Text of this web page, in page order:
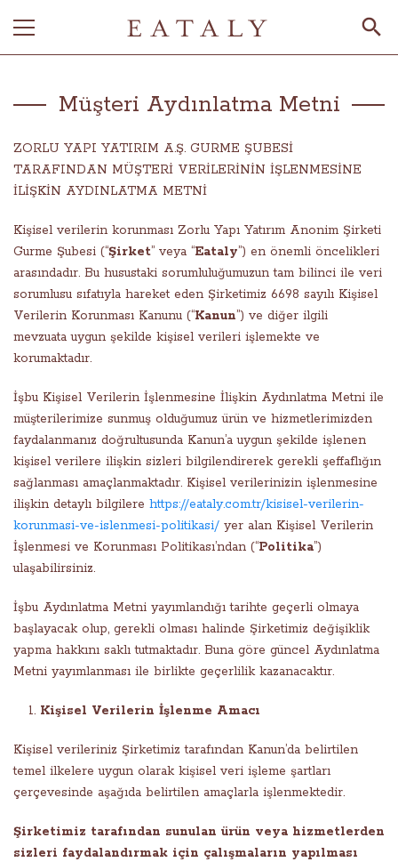
Müşteri Aydınlatma Metni
ZORLU YAPI YATIRIM A.Ş. GURME ŞUBESİ
TARAFINDAN MÜŞTERİ VERİLERİNİN İŞLENMESİNE
İLİŞKİN AYDINLATMA METNİ
Kişisel verilerin korunması Zorlu Yapı Yatırım Anonim Şirketi
Gurme Şubesi (“Şirket” veya “Eataly”) en önemli öncelikleri
arasındadır. Bu husustaki sorumluluğumuzun tam bilinci ile veri
sorumlusu sıfatıyla hareket eden Şirketimiz 6698 sayılı Kişisel
Verilerin Korunması Kanunu (“Kanun”) ve diğer ilgili
mevzuata uygun şekilde kişisel verileri işlemekte ve
korumaktadır.
İşbu Kişisel Verilerin İşlenmesine İlişkin Aydınlatma Metni ile
müşterilerimize sunmuş olduğumuz ürün ve hizmetlerimizden
faydalanmanız doğrultusunda Kanun’a uygun şekilde işlenen
kişisel verilere ilişkin sizleri bilgilendirerek gerekli şeffaflığın
sağlanması amaçlanmaktadır. Kişisel verilerinizin işlenmesine
ilişkin detaylı bilgilere https://eataly.com.tr/kisisel-verilerin-
korunmasi-ve-islenmesi-politikasi/ yer alan Kişisel Verilerin
İşlenmesi ve Korunması Politikası’ndan (“Politika”)
ulaşabilirsiniz.
İşbu Aydınlatma Metni yayımlandığı tarihte geçerli olmaya
başlayacak olup, gerekli olması halinde Şirketimiz değişiklik
yapma hakkını saklı tutmaktadır. Buna göre güncel Aydınlatma
Metni yayımlanması ile birlikte geçerlilik kazanacaktır.
Kişisel Verilerin İşlenme Amacı
Kişisel verileriniz Şirketimiz tarafından Kanun’da belirtilen
temel ilkelere uygun olarak kişisel veri işleme şartları
çerçevesinde aşağıda belirtilen amaçlarla işlenmektedir.
Şirketimiz tarafından sunulan ürün veya hizmetlerden
sizleri faydalandırmak için çalışmaların yapılması